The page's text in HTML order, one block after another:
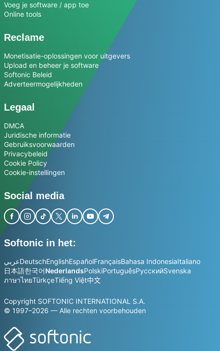
Voeg je software / app toe
Online tools
Reclame
Monetisatie-oplossingen voor uitgevers
Upload en beheer je software
Softonic Beleid
Adverteermogelijkheden
Legaal
DMCA
Juridische informatie
Gebruiksvoorwaarden
Privacybeleid
Cookie Policy
Cookie-instellingen
Social media
Softonic in het:
عربيDeutschEnglishEspañolFrançaisBahasa IndonesiaItaliano
日本語한국어NederlandsPolskiPortuguêsРусскийSvenska
ภาษาไทยTürkçeTiếng Việt中文
Copyright SOFTONIC INTERNATIONAL S.A.
© 1997–2026 — Alle rechten voorbehouden